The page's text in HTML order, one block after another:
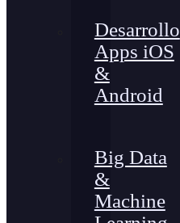
Desarrollo
Apps iOS
&
Android
Big Data
&
Machine